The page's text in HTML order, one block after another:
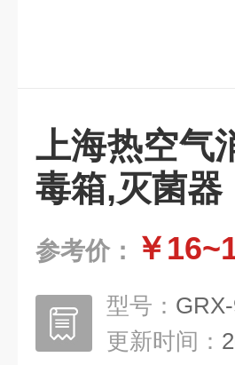
上海热空气
毒箱,灭菌器
参考价： ￥
型号：
更新时间：